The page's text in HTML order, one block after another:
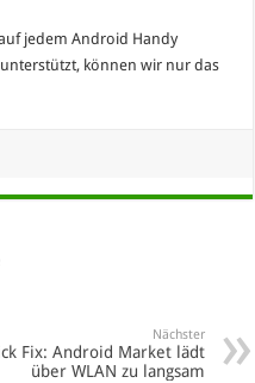
jedem Android Handy
können wir nur das
Nächster
Fix: Android Market lädt
über WLAN zu langsam